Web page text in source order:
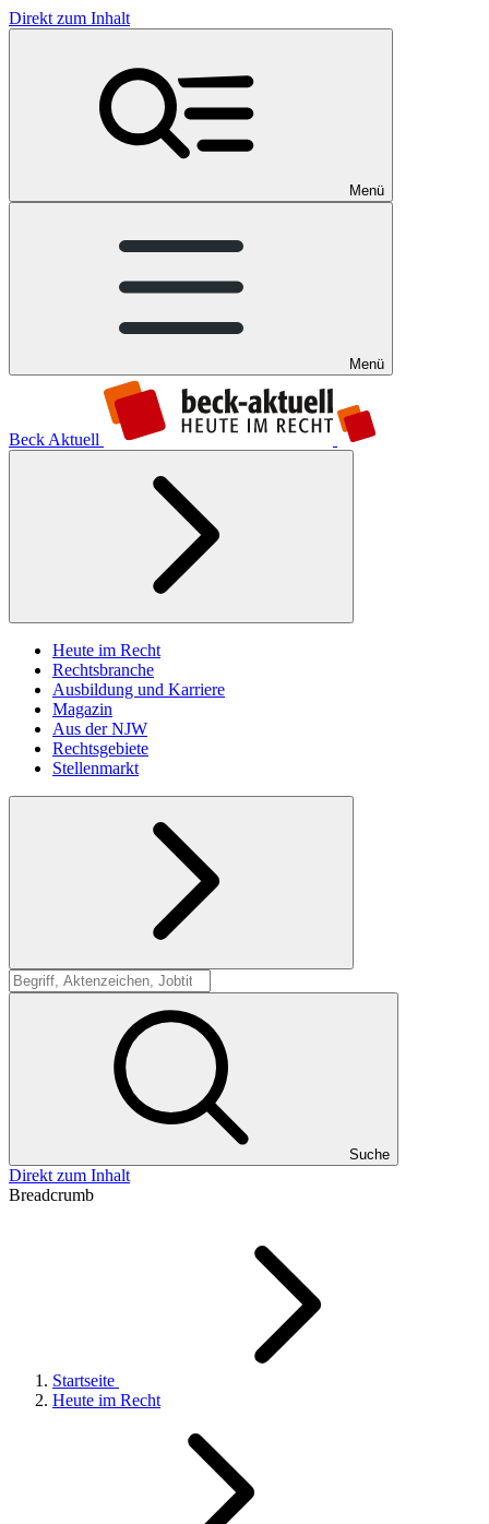
Direkt zum Inhalt
Menü
Menü
Beck Aktuell
Heute im Recht
Rechtsbranche
Ausbildung und Karriere
Magazin
Aus der NJW
Rechtsgebiete
Stellenmarkt
Suche
Suche
Direkt zum Inhalt
Breadcrumb
Startseite
Heute im Recht